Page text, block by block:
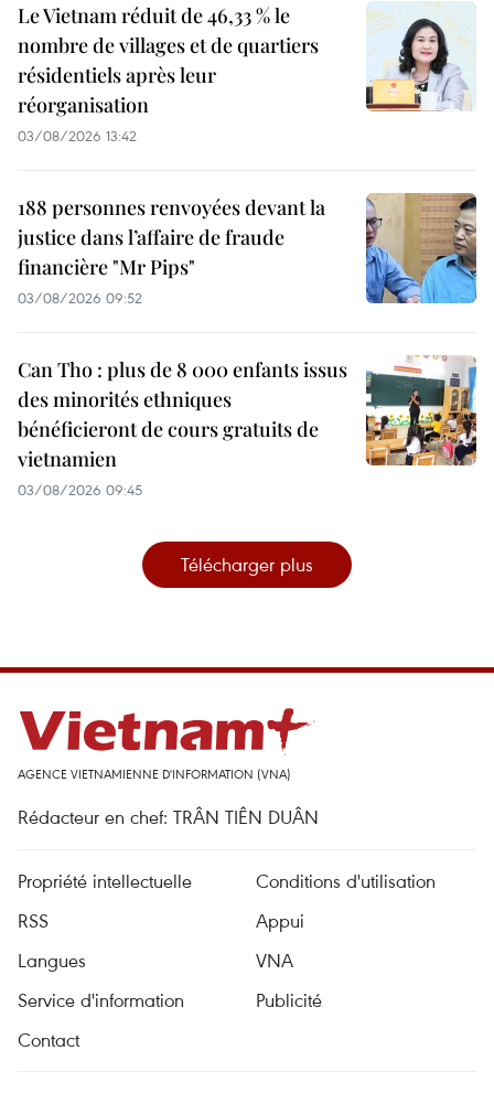
Le Vietnam réduit de 46,33 % le
nombre de villages et de quartiers
résidentiels après leur
réorganisation
03/08/2026 13:42
188 personnes renvoyées devant la
justice dans l’affaire de fraude
financière "Mr Pips"
03/08/2026 09:52
Can Tho : plus de 8 000 enfants issus
des minorités ethniques
bénéficieront de cours gratuits de
vietnamien
03/08/2026 09:45
Télécharger plus
AGENCE VIETNAMIENNE D'INFORMATION (VNA)
Rédacteur en chef: TRÂN TIÊN DUÂN
Propriété intellectuelle
Conditions d'utilisation
RSS
Appui
Langues
VNA
Service d'information
Publicité
Contact